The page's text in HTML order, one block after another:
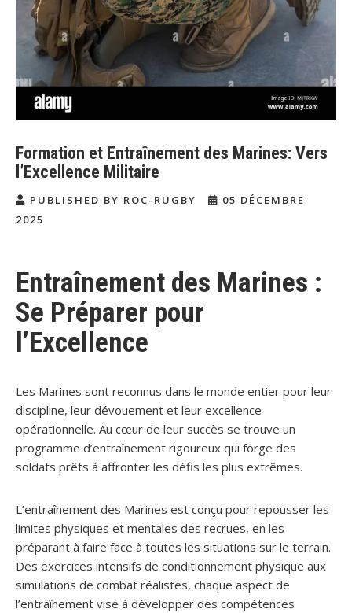
Formation et Entraînement des Marines: Vers
l’Excellence Militaire
PUBLISHED BY ROC-RUGBY
05 DÉCEMBRE
2025
Entraînement des Marines :
Se Préparer pour
l’Excellence
Les Marines sont reconnus dans le monde entier pour leur
discipline, leur dévouement et leur excellence
opérationnelle. Au cœur de leur succès se trouve un
programme d’entraînement rigoureux qui forge des
soldats prêts à affronter les défis les plus extrêmes.
L’entraînement des Marines est conçu pour repousser les
limites physiques et mentales des recrues, en les
préparant à faire face à toutes les situations sur le terrain.
Des exercices intensifs de conditionnement physique aux
simulations de combat réalistes, chaque aspect de
l’entraînement vise à développer des compétences